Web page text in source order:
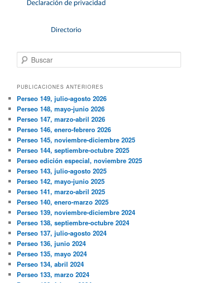
Buscar
PUBLICACIONES ANTERIORES
Perseo 149, julio-agosto 2026
Perseo 148, mayo-junio 2026
Perseo 147, marzo-abril 2026
Perseo 146, enero-febrero 2026
Perseo 145, noviembre-diciembre 2025
Perseo 144, septiembre-octubre 2025
Perseo edición especial, noviembre 2025
Perseo 143, julio-agosto 2025
Perseo 142, mayo-junio 2025
Perseo 141, marzo-abril 2025
Perseo 140, enero-marzo 2025
Perseo 139, noviembre-diciembre 2024
Perseo 138, septiembre-octubre 2024
Perseo 137, julio-agosto 2024
Perseo 136, junio 2024
Perseo 135, mayo 2024
Perseo 134, abril 2024
Perseo 133, marzo 2024